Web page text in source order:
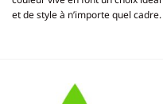
et de style à n’importe quel cadre.